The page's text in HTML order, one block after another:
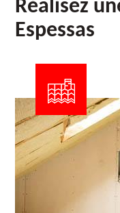
Réalisez
Espessas